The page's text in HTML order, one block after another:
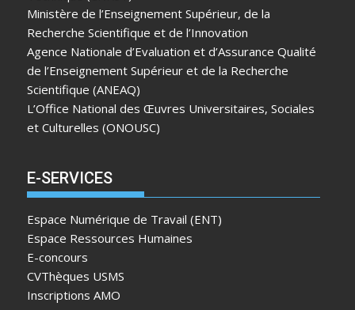
Ministère de l’Enseignement Supérieur, de la
Recherche Scientifique et de l’Innovation
Agence Nationale d’Evaluation et d’Assurance Qualité
de l’Enseignement Supérieur et de la Recherche
Scientifique (ANEAQ)
L’Office National des Œuvres Universitaires, Sociales
et Culturelles (ONOUSC)
E-SERVICES
Espace Numérique de Travail (ENT)
Espace Ressources Humaines
E-concours
CVThèques USMS
Inscriptions AMO